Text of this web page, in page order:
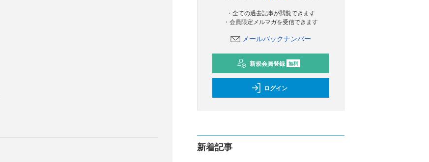
・全ての過去記事が閲覧できます
・会員限定メルマガを受信できます
メールバックナンバー
新規会員登録 無料
ログイン
新着記事